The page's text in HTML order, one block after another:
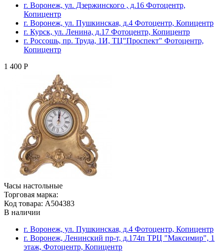
г. Воронеж, ул. Дзержинского , д.16 Фотоцентр,
Копицентр
г. Воронеж, ул. Пушкинская, д.4 Фотоцентр, Копицентр
г. Курск, ул. Ленина, д.17 Фотоцентр, Копицентр
г. Россошь, пр. Труда, 1И, ТЦ"Проспект" Фотоцентр,
Копицентр
1 400 Р
Часы настольные
Торговая марка:
Код товара: A504383
В наличии
г. Воронеж, ул. Пушкинская, д.4 Фотоцентр, Копицентр
г. Воронеж, Ленинский пр-т, д.174п ТРЦ "Максимир", 1
этаж, Фотоцентр, Копицентр